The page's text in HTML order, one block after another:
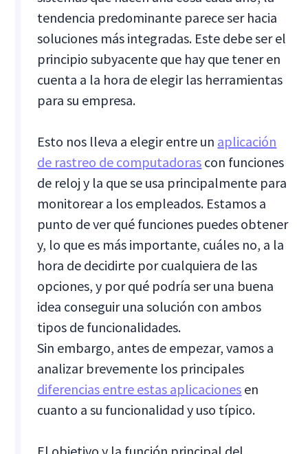
tendencia predominante parece ser hacia
soluciones más integradas. Este debe ser el
principio subyacente que hay que tener en
cuenta a la hora de elegir las herramientas
para su empresa.
Esto nos lleva a elegir entre un aplicación
de rastreo de computadoras con funciones
de reloj y la que se usa principalmente para
monitorear a los empleados. Estamos a
punto de ver qué funciones puedes obtener
y, lo que es más importante, cuáles no, a la
hora de decidirte por cualquiera de las
opciones, y por qué podría ser una buena
idea conseguir una solución con ambos
tipos de funcionalidades.
Sin embargo, antes de empezar, vamos a
analizar brevemente los principales
diferencias entre estas aplicaciones en
cuanto a su funcionalidad y uso típico.